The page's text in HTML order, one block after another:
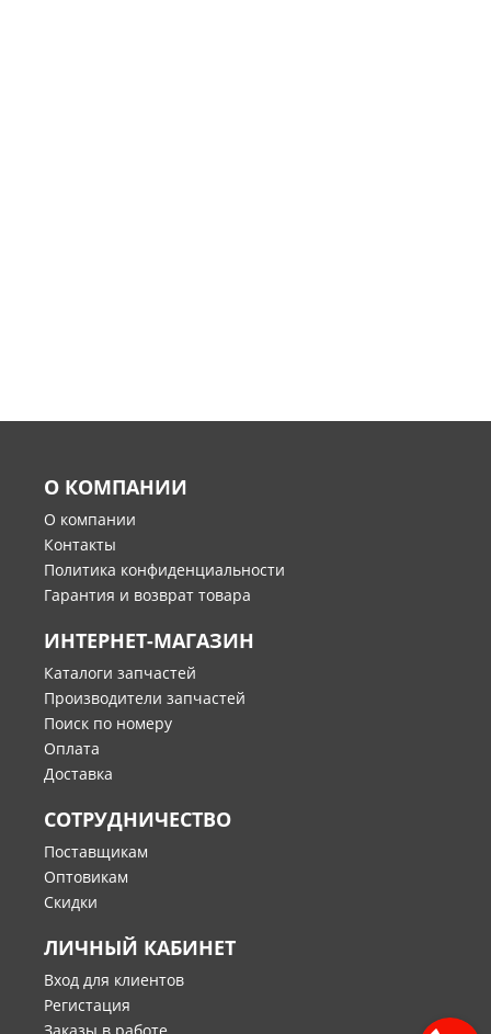
О КОМПАНИИ
О компании
Контакты
Политика конфиденциальности
Гарантия и возврат товара
ИНТЕРНЕТ-МАГАЗИН
Каталоги запчастей
Производители запчастей
Поиск по номеру
Оплата
Доставка
СОТРУДНИЧЕСТВО
Поставщикам
Оптовикам
Скидки
ЛИЧНЫЙ КАБИНЕТ
Вход для клиентов
Регистация